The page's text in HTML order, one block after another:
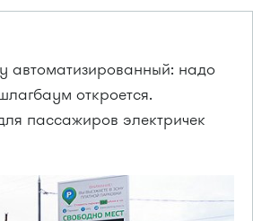
автоматизированный: надо
откроется.
пассажиров электричек